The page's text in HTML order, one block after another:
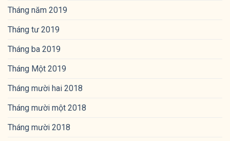
Tháng năm 2019
Tháng tư 2019
Tháng ba 2019
Tháng Một 2019
Tháng mười hai 2018
Tháng mười một 2018
Tháng mười 2018